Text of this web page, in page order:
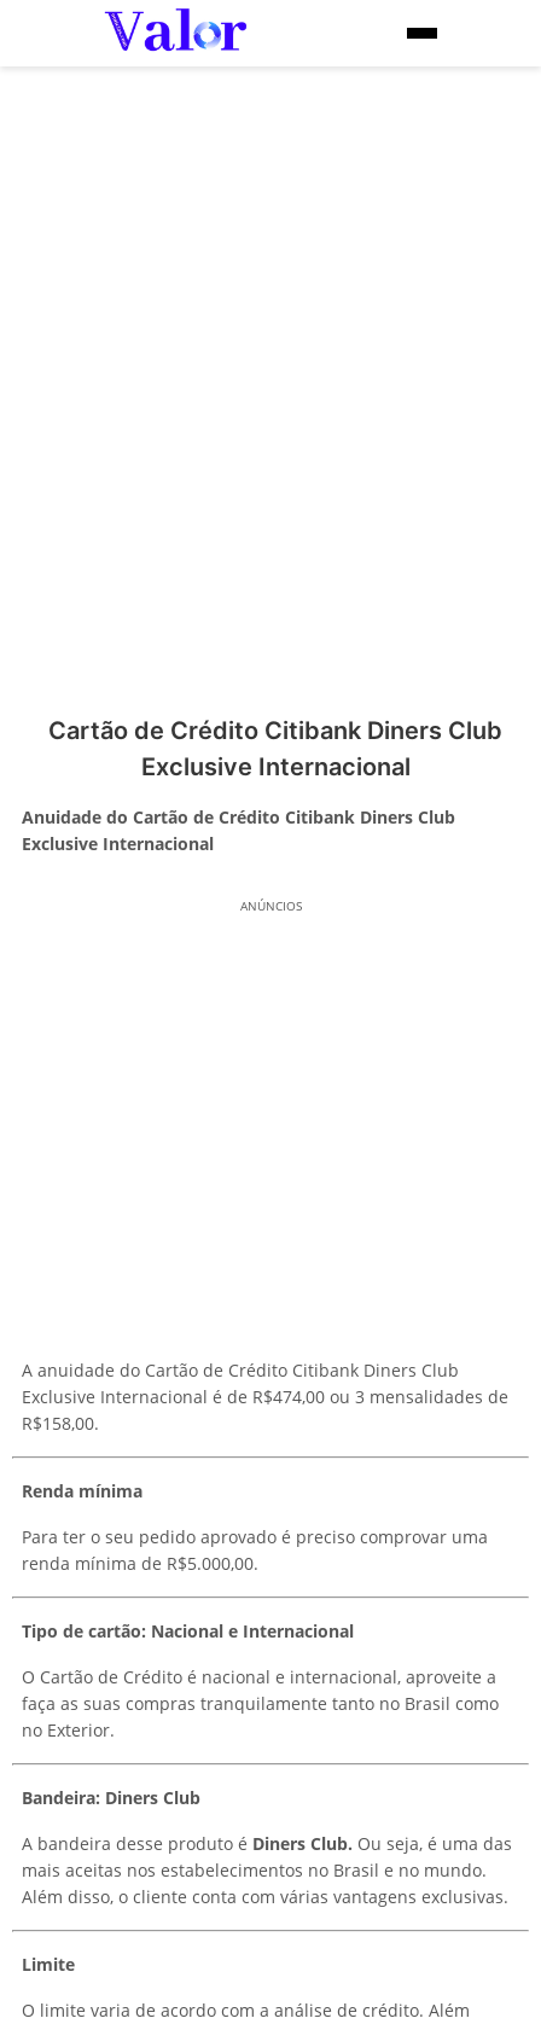
Cartão de Crédito Citibank Diners Club
Exclusive Internacional
Anuidade do Cartão de Crédito Citibank Diners Club
Exclusive Internacional
ANÚNCIOS
A anuidade do Cartão de Crédito Citibank Diners Club
Exclusive Internacional é de R$474,00 ou 3 mensalidades de
R$158,00.
Renda mínima
Para ter o seu pedido aprovado é preciso comprovar uma
renda mínima de R$5.000,00.
Tipo de cartão: Nacional e Internacional
O Cartão de Crédito é nacional e internacional, aproveite a
faça as suas compras tranquilamente tanto no Brasil como
no Exterior.
Bandeira: Diners Club
A bandeira desse produto é Diners Club. Ou seja, é uma das
mais aceitas nos estabelecimentos no Brasil e no mundo.
Além disso, o cliente conta com várias vantagens exclusivas.
Limite
O limite varia de acordo com a análise de crédito. Além